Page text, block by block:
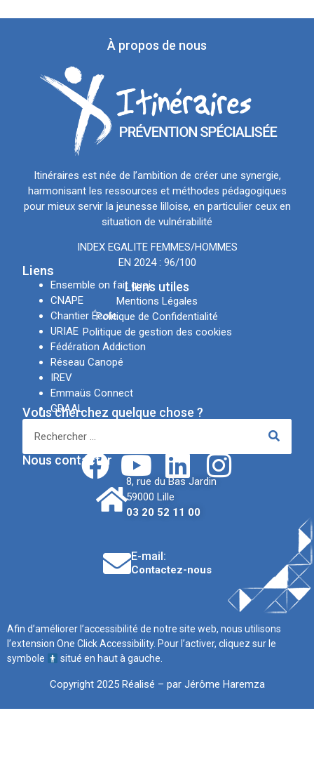
À propos de nous
Itinéraires est née de l’ambition de créer une synergie,
harmonisant les ressources et méthodes pédagogiques
pour mieux servir la jeunesse lilloise, en particulier ceux en
situation de vulnérabilité
INDEX EGALITE FEMMES/HOMMES
EN 2024 : 96/100
LIens utiles
Mentions Légales
Politique de Confidentialité
Politique de gestion des cookies
Liens
Ensemble on fait quoi
CNAPE
Chantier École
URIAE
Fédération Addiction
Réseau Canopé
IREV
Emmaüs Connect
GRAAL
Vous cherchez quelque chose ?
Nous contacter
8, rue du Bas Jardin
59000 Lille
03 20 52 11 00
E-mail:
Contactez-nous
Afin d’améliorer l’accessibilité de notre site web, nous utilisons
l’extension One Click Accessibility. Pour l’activer, cliquez sur le
symbole
situé en haut à gauche.
Copyright 2025 Réalisé – par Jérôme Haremza